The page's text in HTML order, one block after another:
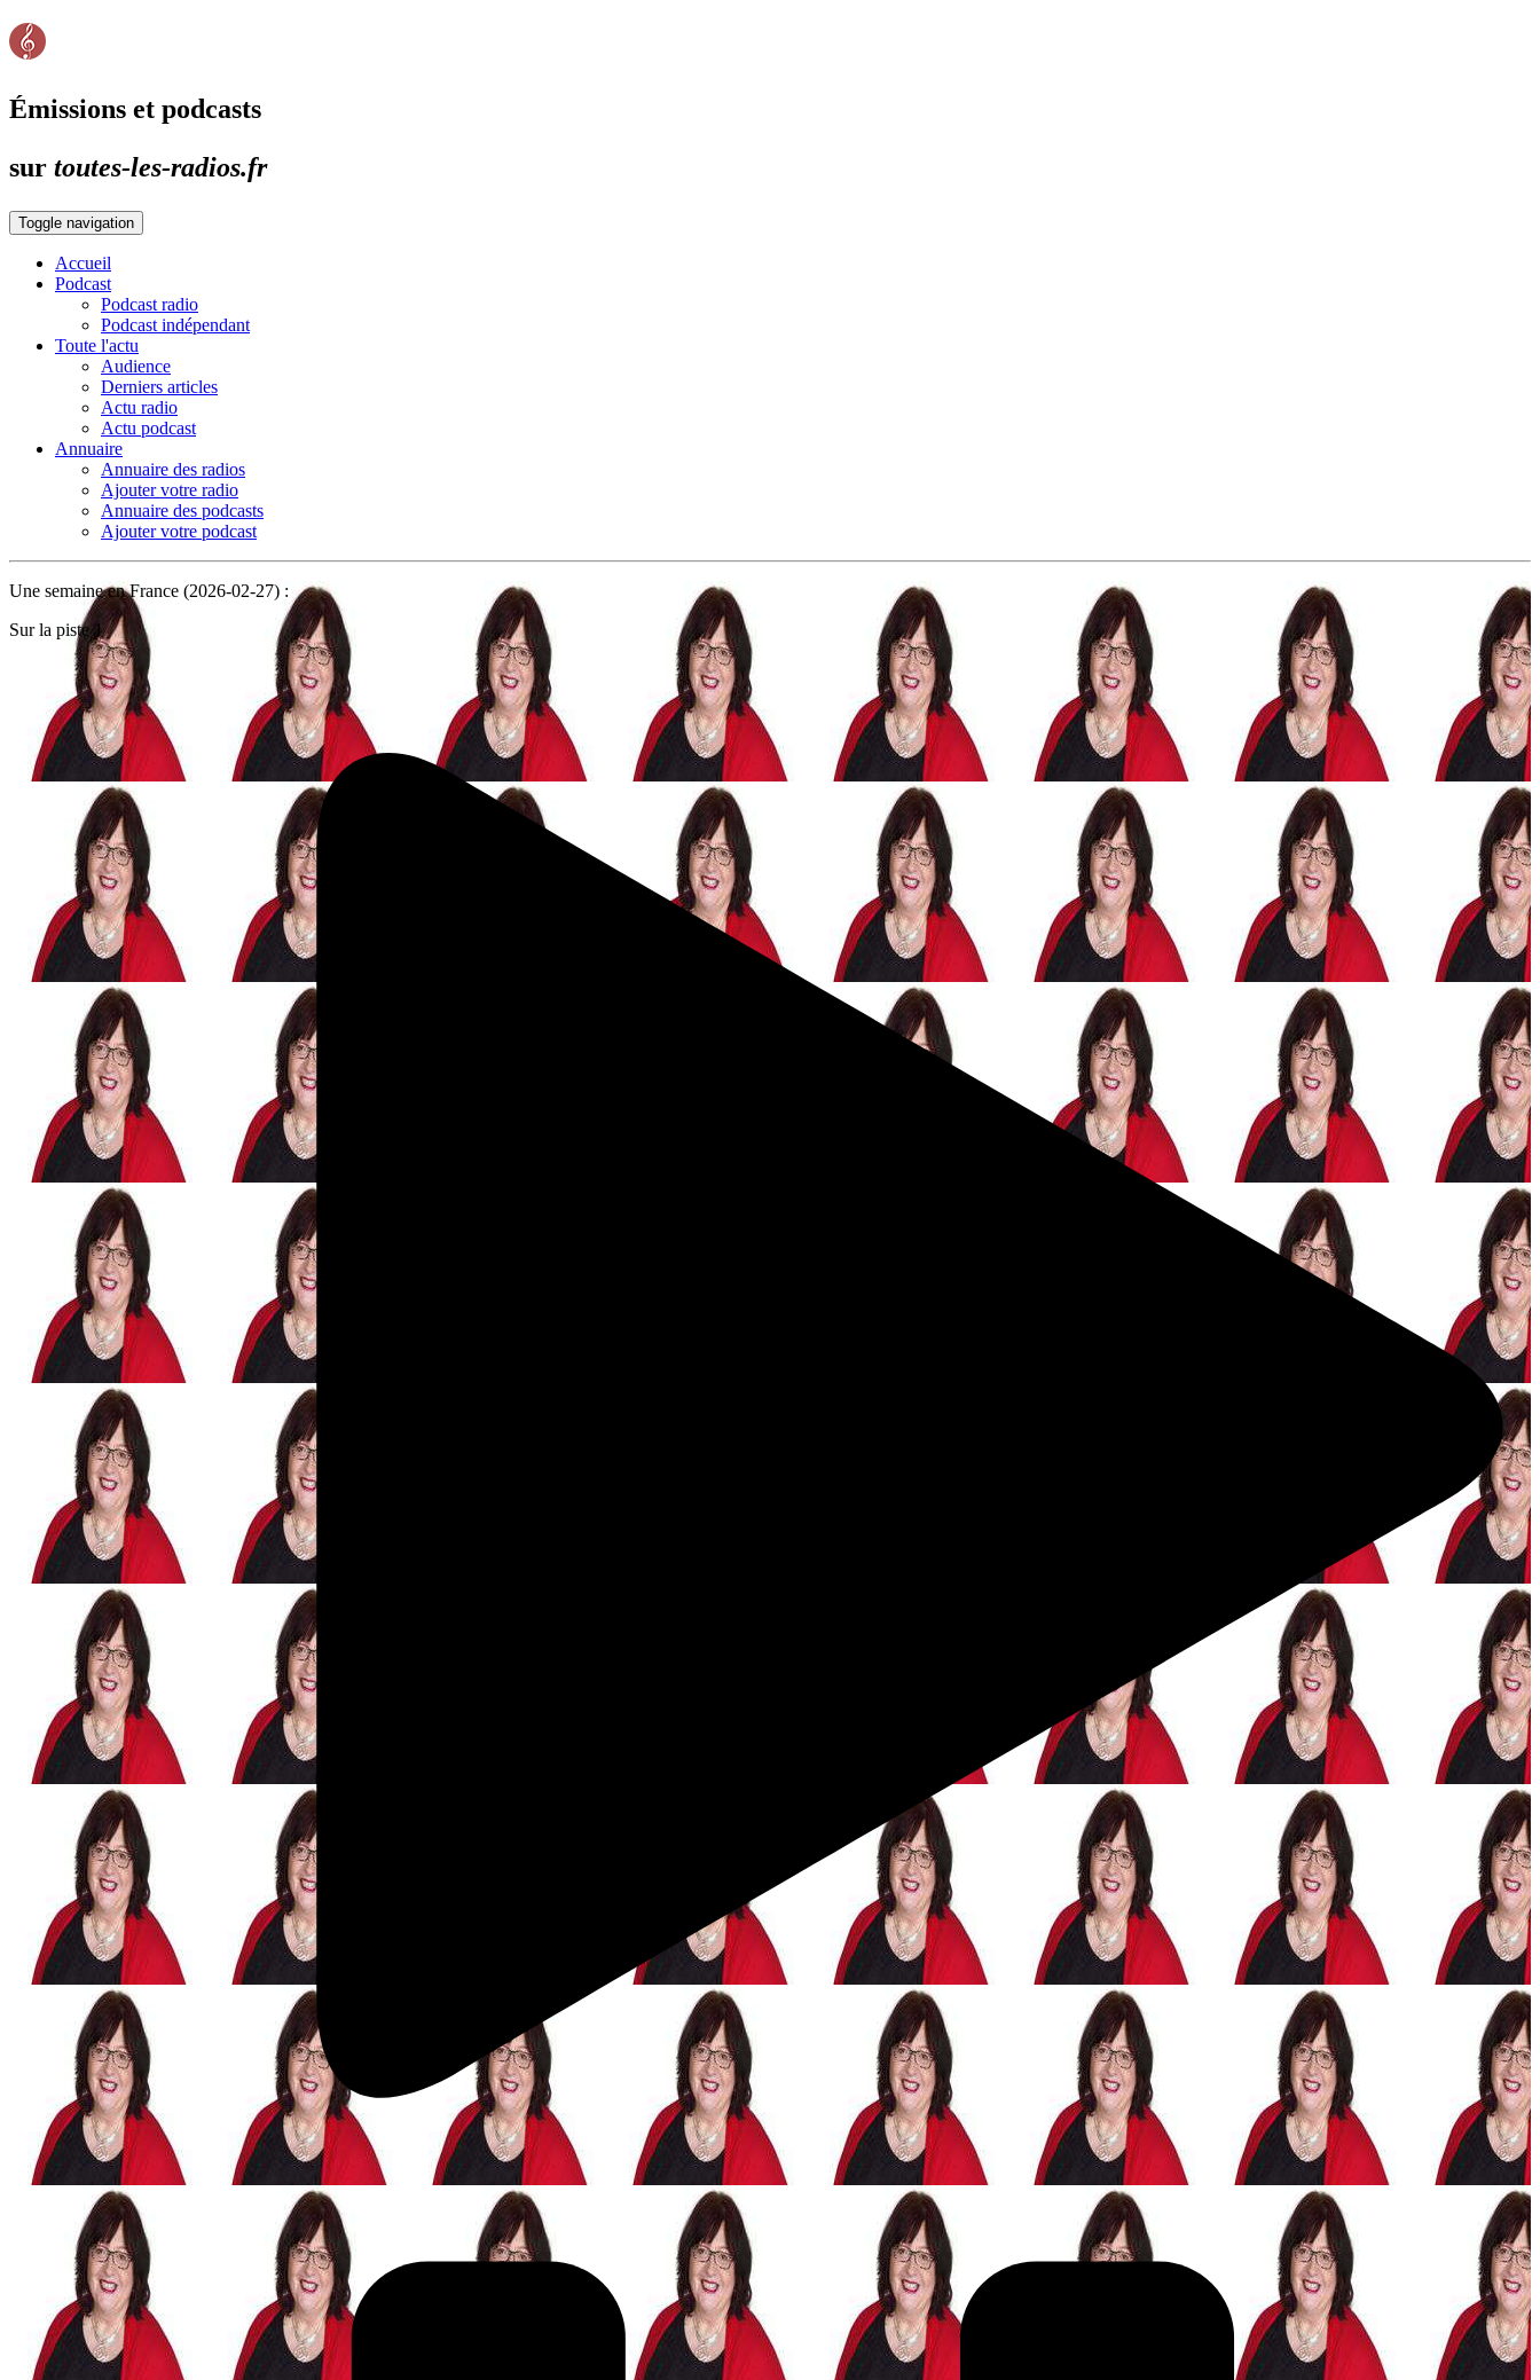
Émissions et podcasts
sur toutes-les-radios.fr
Toggle navigation
Accueil
Podcast
Podcast radio
Podcast indépendant
Toute l'actu
Audience
Derniers articles
Actu radio
Actu podcast
Annuaire
Annuaire des radios
Ajouter votre radio
Annuaire des podcasts
Ajouter votre podcast
Une semaine en France (2026-02-27) :
Sur la piste 1